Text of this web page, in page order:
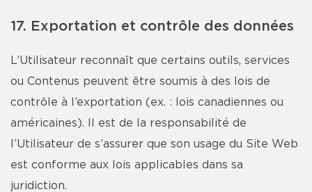
17. Exportation et contrôle des données
L’Utilisateur reconnaît que certains outils, services
ou Contenus peuvent être soumis à des lois de
contrôle à l’exportation (ex. : lois canadiennes ou
américaines). Il est de la responsabilité de
l’Utilisateur de s’assurer que son usage du Site Web
est conforme aux lois applicables dans sa
juridiction.